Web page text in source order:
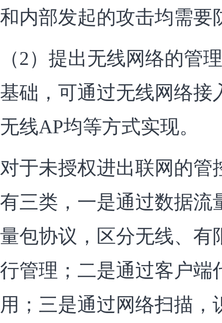
和内部发起的攻击均需要
（2）提出无线网络的管
基础，可通过无线网络接
无线AP均等方式实现。
对于未授权进出联网的管
有三类，一是通过数据流
量包协议，区分无线、有
行管理；二是通过客户端
用；三是通过网络扫描，